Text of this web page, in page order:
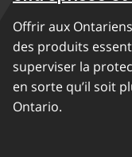
Offrir aux
des produits
superviser la
en sorte qu’il soit
Ontario.